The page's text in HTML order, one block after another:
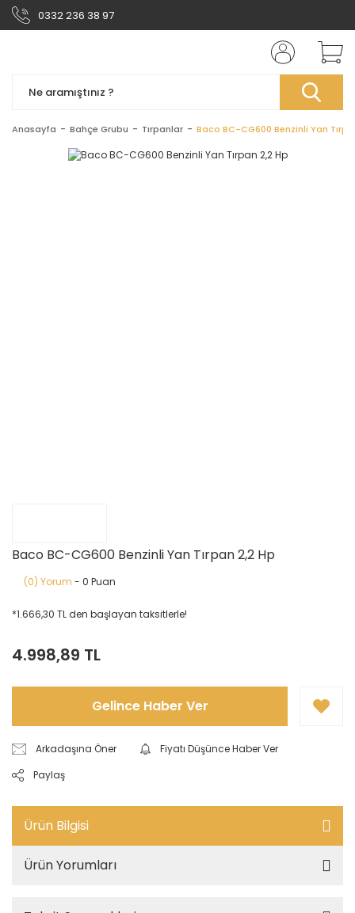
0332 236 38 97
Anasayfa Bahçe Grubu Tırpanlar Baco BC-CG600 Benzinli Yan
Baco BC-CG600 Benzinli Yan Tırpan 2,2 Hp
(0) Yorum - 0 Puan
*1.666,30 TL den başlayan taksitlerle!
4.998,89 TL
Gelince Haber Ver
Arkadaşına Öner
Fiyatı Düşünce Haber Ver
Paylaş
Ürün Bilgisi
Ürün Yorumları